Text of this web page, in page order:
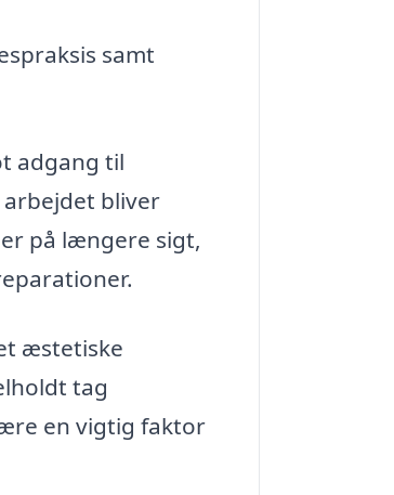
samt
adgang til
bliver
på længere sigt,
æstetiske
tag
en vigtig faktor